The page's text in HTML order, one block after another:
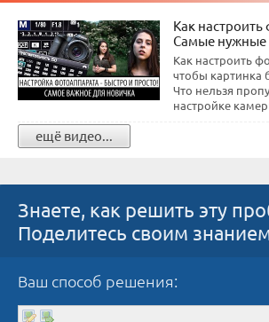
Как настроить
Самые нужные
Как настроить
чтобы картинка
Что нельзя
настройке
ещё видео...
Знаете, как решить эту
Поделитесь своим
Ваш способ решения: